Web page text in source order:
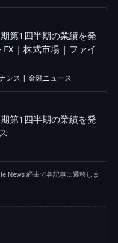
第1四半期の業績を発
| 株式市場 | ファイ
ンス | 金融ニュース
第1四半期の業績を発
News 経由で各記事に遷移しま